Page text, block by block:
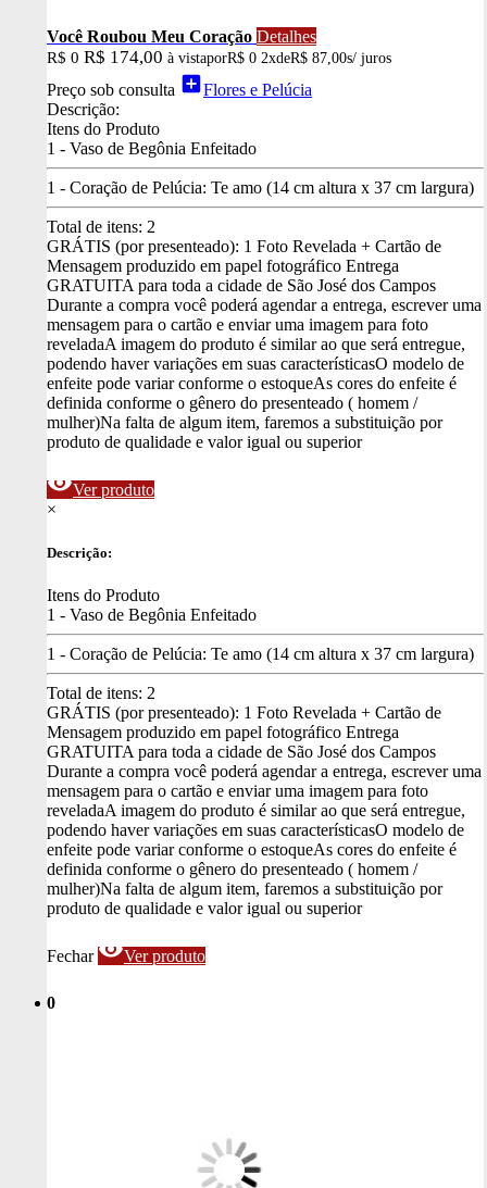
Você Roubou Meu Coração Detalhes
R$ 0 R$ 174,00 à vistaporR$ 0 2xdeR$ 87,00s/ juros
Preço sob consulta add_boxFlores e Pelúcia
Descrição:
Itens do Produto
1 - Vaso de Begônia Enfeitado
1 - Coração de Pelúcia: Te amo (14 cm altura x 37 cm largura)
Total de itens: 2
GRÁTIS (por presenteado): 1 Foto Revelada + Cartão de
Mensagem produzido em papel fotográfico Entrega
GRATUITA para toda a cidade de São José dos Campos
Durante a compra você poderá agendar a entrega, escrever uma
mensagem para o cartão e enviar uma imagem para foto
reveladaA imagem do produto é similar ao que será entregue,
podendo haver variações em suas característicasO modelo de
enfeite pode variar conforme o estoqueAs cores do enfeite é
definida conforme o gênero do presenteado ( homem /
mulher)Na falta de algum item, faremos a substituição por
produto de qualidade e valor igual ou superior
visibilityVer produto
×
Descrição:
Itens do Produto
1 - Vaso de Begônia Enfeitado
1 - Coração de Pelúcia: Te amo (14 cm altura x 37 cm largura)
Total de itens: 2
GRÁTIS (por presenteado): 1 Foto Revelada + Cartão de
Mensagem produzido em papel fotográfico Entrega
GRATUITA para toda a cidade de São José dos Campos
Durante a compra você poderá agendar a entrega, escrever uma
mensagem para o cartão e enviar uma imagem para foto
reveladaA imagem do produto é similar ao que será entregue,
podendo haver variações em suas característicasO modelo de
enfeite pode variar conforme o estoqueAs cores do enfeite é
definida conforme o gênero do presenteado ( homem /
mulher)Na falta de algum item, faremos a substituição por
produto de qualidade e valor igual ou superior
Fechar visibilityVer produto
0